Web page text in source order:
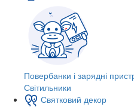
Повербанки і зарядні
Світильники
Святковий декор